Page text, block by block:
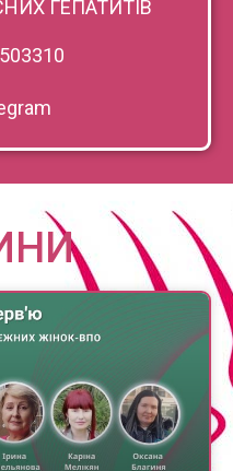
ГЕПАТИТІВ